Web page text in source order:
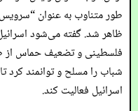
طور متناوب به عنوان
ظاهر شد. گفته می‌شود
فلسطینی و تضعیف حماس از
شباب را مسلح و توانمند کرد
اسرائیل فعالیت کند.